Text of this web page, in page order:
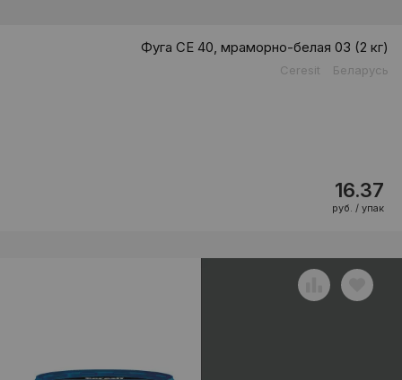
Фуга CE 40, мраморно-белая 03 (2 кг)
Ceresit Беларусь
16.37
руб. / упак